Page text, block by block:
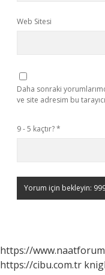
Web Sitesi
Daha sonraki
ve site adresim bu
9 - 5 kaçtır?*
https://
https://cibu.com.tr